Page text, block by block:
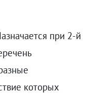
при 2-й
которых